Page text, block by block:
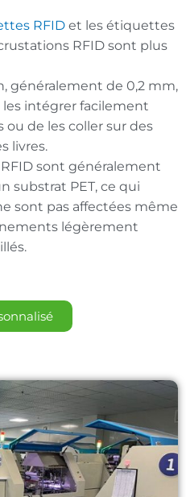
RFID et les étiquettes
RFID sont plus
généralement de 0,2 mm,
intégrer facilement
ou de les coller sur des
livres.
sont généralement
substrat PET, ce qui
sont pas affectées même
légèrement